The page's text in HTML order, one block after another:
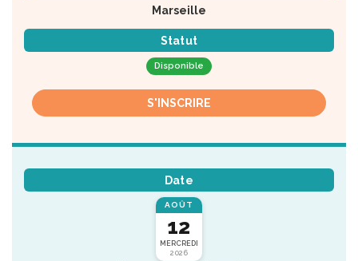
Marseille
Statut
Disponible
S'INSCRIRE
Date
AOÛT
12
MERCREDI
2026